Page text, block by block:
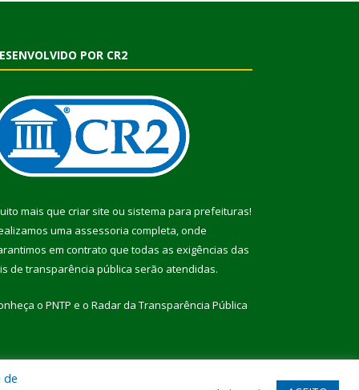
POR CR2
mais que criar site ou sistema para prefeituras!
uma assessoria completa, onde
em contrato que todas as exigências das
de transparência pública serão atendidas.
o PNTP e o Radar da Transparência Pública
de